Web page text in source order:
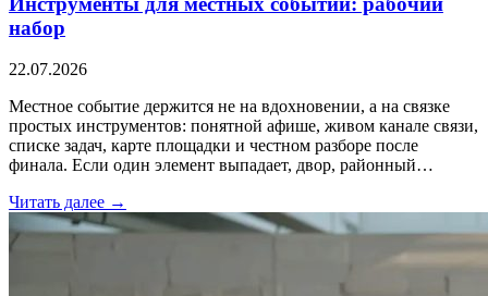
набор
22.07.2026
Местное событие держится не на вдохновении, а на связке
простых инструментов: понятной афише, живом канале связи,
списке задач, карте площадки и честном разборе после
финала. Если один элемент выпадает, двор, районный…
Читать далее →